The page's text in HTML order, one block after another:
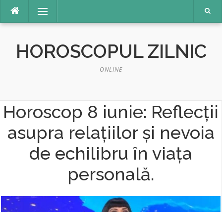
conținut
Meniu
HOROSCOPUL ZILNIC
ONLINE
Horoscop 8 iunie: Reflecții
asupra relațiilor și nevoia
de echilibru în viața
personală.